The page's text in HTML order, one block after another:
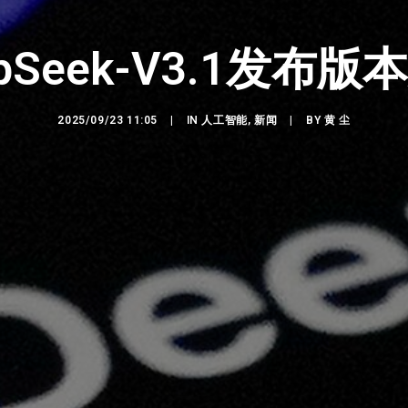
V3.1发布版
2025/09/23 11:05 IN 人工智能,新闻 BY 黄 尘